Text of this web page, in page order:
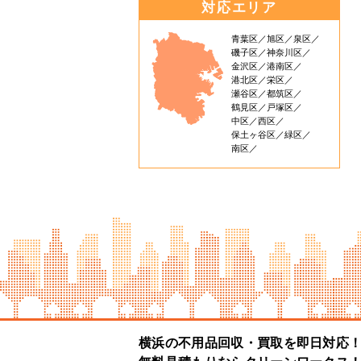
対応エリア
青葉区 旭区
泉区
磯子区
神奈川区
金沢区
港南区
港北区
栄区
瀬谷区
都筑区
鶴見区
戸塚区
中区
西区
保土ヶ谷区
緑区
南区
横浜の不用品回収・買取を即日対応